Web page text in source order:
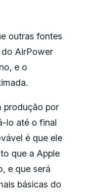
outras fontes
AirPower
e o
produção por
lo até o final
é que ele
que a Apple
e que será
básicas do